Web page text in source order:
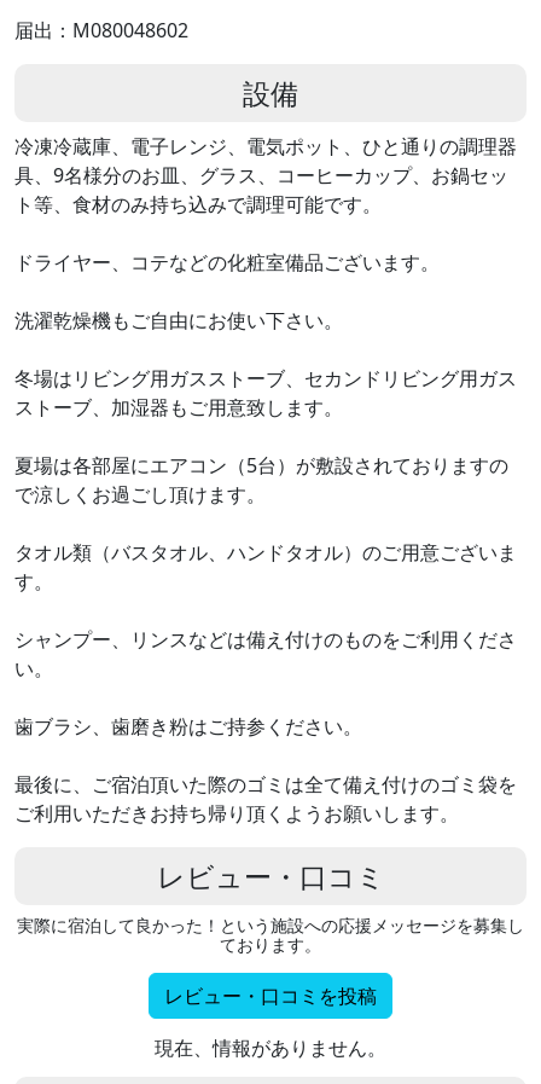
届出：M080048602
設備
冷凍冷蔵庫、電子レンジ、電気ポット、ひと通りの調理器
具、9名様分のお皿、グラス、コーヒーカップ、お鍋セッ
ト等、食材のみ持ち込みで調理可能です。
ドライヤー、コテなどの化粧室備品ございます。
洗濯乾燥機もご自由にお使い下さい。
冬場はリビング用ガスストーブ、セカンドリビング用ガス
ストーブ、加湿器もご用意致します。
夏場は各部屋にエアコン（5台）が敷設されておりますの
で涼しくお過ごし頂けます。
タオル類（バスタオル、ハンドタオル）のご用意ございま
す。
シャンプー、リンスなどは備え付けのものをご利用くださ
い。
歯ブラシ、歯磨き粉はご持参ください。
最後に、ご宿泊頂いた際のゴミは全て備え付けのゴミ袋を
ご利用いただきお持ち帰り頂くようお願いします。
レビュー・口コミ
実際に宿泊して良かった！という施設への応援メッセージを募集し
ております。
レビュー・口コミを投稿
現在、情報がありません。